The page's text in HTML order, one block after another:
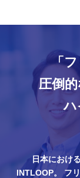
「
圧倒
ハ
日本におけ
INTLOOP。
フ